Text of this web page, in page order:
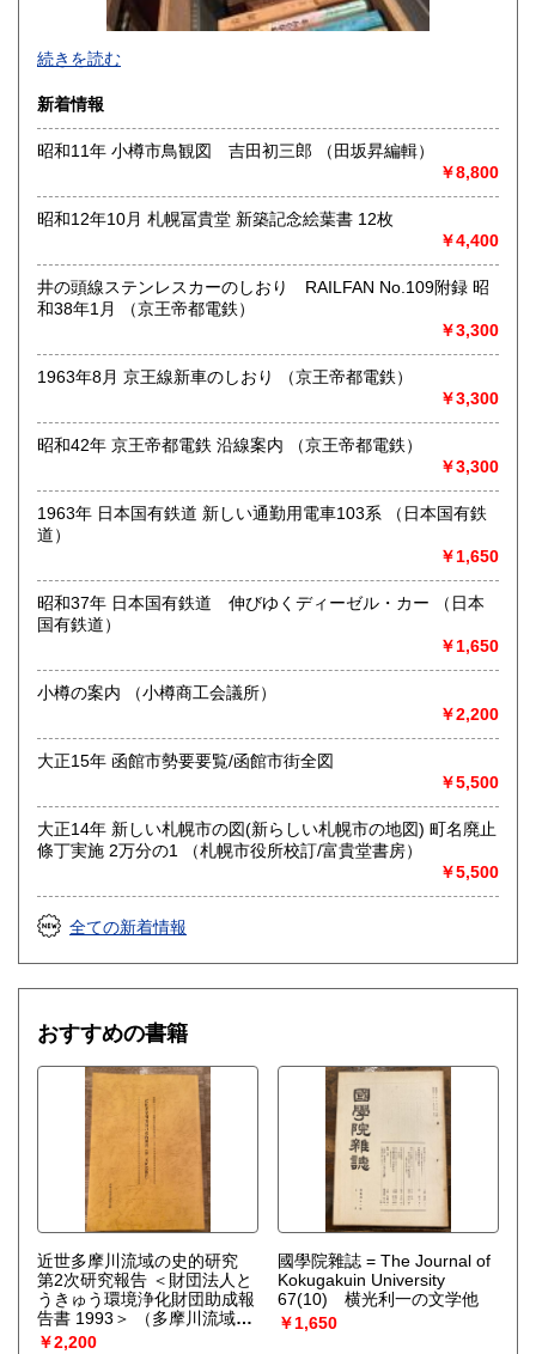
事務所営業です(店舗はございません)。
て管理しており、登録住所にはございません。また電話、ハ
ガキ、FAXでのご注文、ご質問等はお受けできません。ご了
承ください。
●対面での販売、お渡しはおこなっておりません●
●土・日・祝休&不定休●
●送料の事前表示が義務化されたことにより、当方の【単品ス
ピード注文(即決注文)】対象以外の商品は、「日本の古本
屋」側が自動的に設定している【300円】の送料が表示され
ておりますが、実際には送料を実費で頂戴いたします。未修
正の在庫に関しては随時、【単品スピード注文】への対応と
送料の入力を進めておりますので、どうぞご了承ください●
●「日本の古本屋」に登録されているお客様名義とは別名義の
済前にご連絡ください】。お振込後/ご決済後には、ご希望に
沿えないことをご了承ください(即決ご注文をお選びの際に
は、ご注文の前後にご連絡ください)●
文をお願い申し上げます。なお後払いでの公費ご購入は本体
価格3,000円以上からお受けいたします●
●お問い合わせはメールにて受け付けます。お名前、ご住所、
ご連絡先を記載のうえ、お問い合わせください●
●適格請求書発行事業者登録番号T5810818777848●
最寄駅：-
営業時間：不定
定休日：土日祝休&不定休
-
続きを読む
新着情報
昭和11年 小樽市鳥観図 吉田初三郎 （田坂昇編輯）
￥8,800
昭和12年10月 札幌冨貴堂 新築記念絵葉書 12枚
￥4,400
井の頭線ステンレスカーのしおり RAILFAN No.109附録 昭
和38年1月 （京王帝都電鉄）
￥3,300
1963年8月 京王線新車のしおり （京王帝都電鉄）
￥3,300
昭和42年 京王帝都電鉄 沿線案内 （京王帝都電鉄）
￥3,300
1963年 日本国有鉄道 新しい通勤用電車103系 （日本国有鉄
道）
￥1,650
昭和37年 日本国有鉄道 伸びゆくディーゼル・カー （日本
国有鉄道）
￥1,650
小樽の案内 （小樽商工会議所）
￥2,200
大正15年 函館市勢要要覧/函館市街全図
￥5,500
大正14年 新しい札幌市の図(新らしい札幌市の地図) 町名廃止
條丁実施 2万分の1 （札幌市役所校訂/富貴堂書房）
￥5,500
全ての新着情報
おすすめの書籍
近世多摩川流域の史的研究
第2次研究報告 ＜財団法人と
うきゅう環境浄化財団助成報
告書 1993＞
（多摩川流域史
研究会 編）
￥2,200
國學院雜誌 = The Journal of
Kokugakuin University
67(10) 横光利一の文学他
￥1,650